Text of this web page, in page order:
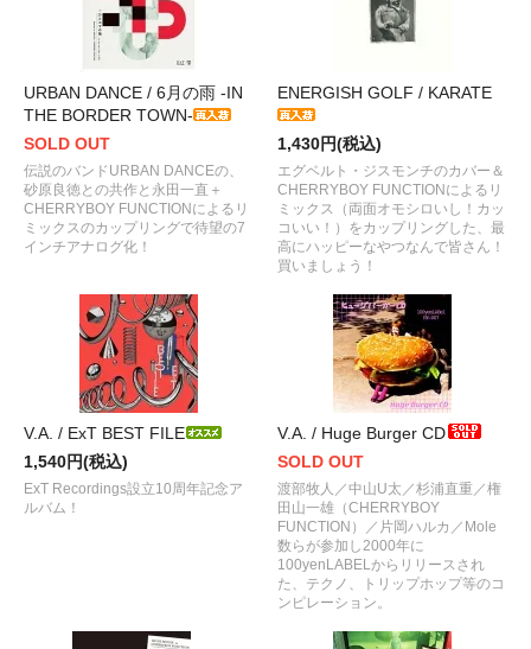
URBAN DANCE / 6月の雨 -IN
THE BORDER TOWN-
SOLD OUT
伝説のバンドURBAN DANCEの、
砂原良徳との共作と永田一直＋
CHERRYBOY FUNCTIONによるリ
ミックスのカップリングで待望の7
インチアナログ化！
ENERGISH GOLF / KARATE
1,430円(税込)
エグベルト・ジスモンチのカバー＆
CHERRYBOY FUNCTIONによるリ
ミックス（両面オモシロいし！カッ
コいい！）をカップリングした、最
高にハッピーなやつなんで皆さん！
買いましょう！
V.A. / ExT BEST FILE
1,540円(税込)
ExT Recordings設立10周年記念ア
ルバム！
V.A. / Huge Burger CD
SOLD OUT
渡部牧人／中山U太／杉浦直重／権
田山一雄（CHERRYBOY
FUNCTION）／片岡ハルカ／Mole
数らが参加し2000年に
100yenLABELからリリースされ
た、テクノ、トリップホップ等のコ
ンピレーション。